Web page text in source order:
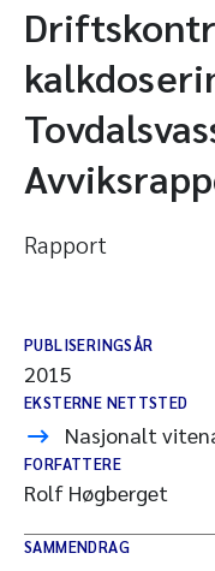
Rapport
PUBLISERINGSÅR
2015
EKSTERNE NETTSTED
Nasjonalt
FORFATTERE
Rolf Høgberget
SAMMENDRAG